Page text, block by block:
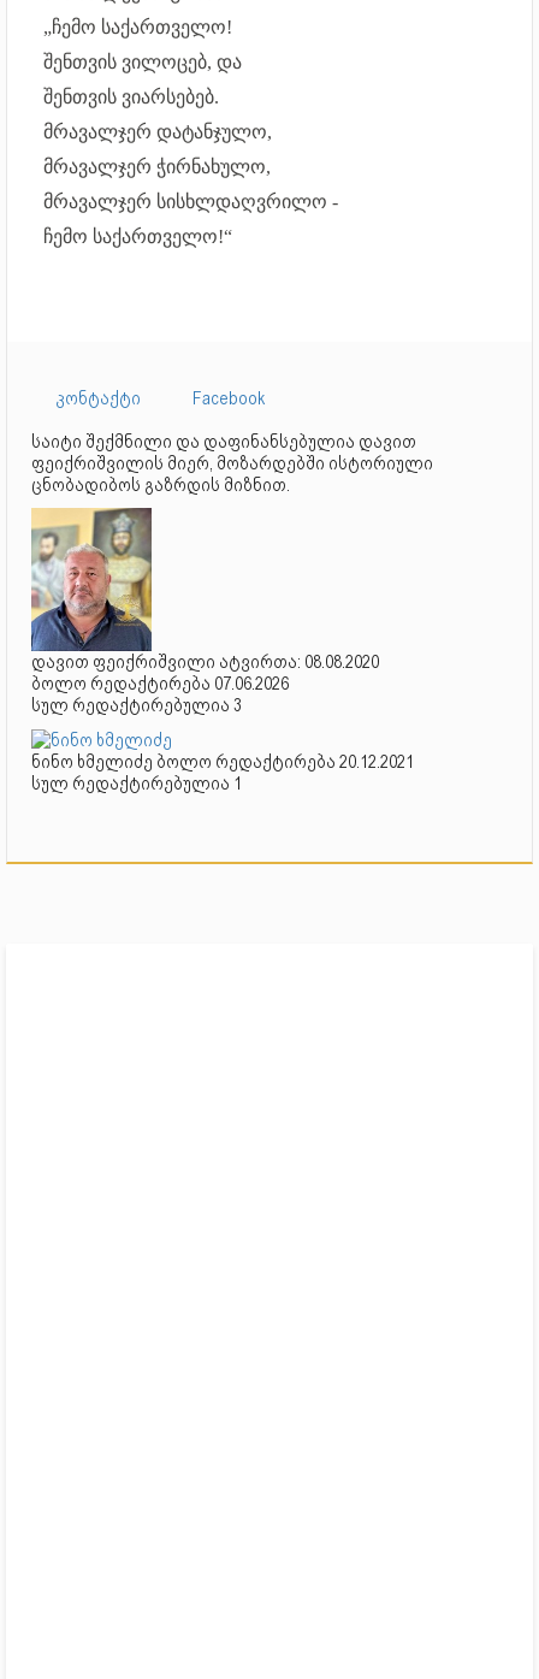
„ჩემო საქართველო!
შენთვის ვილოცებ, და
შენთვის ვიარსებებ.
მრავალჯერ დატანჯულო,
მრავალჯერ ჭირნახულო,
მრავალჯერ სისხლდაღვრილო -
ჩემო საქართველო!“
კონტაქტი
Facebook
საიტი შექმნილი და დაფინანსებულია დავით
ფეიქრიშვილის მიერ, მოზარდებში ისტორიული
ცნობადიბოს გაზრდის მიზნით.
დავით ფეიქრიშვილი ატვირთა: 08.08.2020
ბოლო რედაქტირება 07.06.2026
სულ რედაქტირებულია 3
ნინო ხმელიძე ბოლო რედაქტირება 20.12.2021
სულ რედაქტირებულია 1